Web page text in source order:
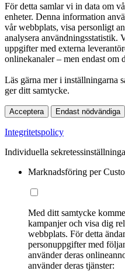
För detta samlar vi in data om
enheter. Denna information
vår webbplats, visa personligt
analysera användningsstatistik.
uppgifter med externa
onlinekanaler – men endast om
Läs gärna mer i inställningarna
ger ditt samtycke.
Acceptera Endast nödvändiga
Integritetspolicy
Individuella
Marknadsföring per
Med ditt samtycke
kampanjer och visa dig
webbplats. För detta
personuppgifter med
använder deras
använder deras tjänster: